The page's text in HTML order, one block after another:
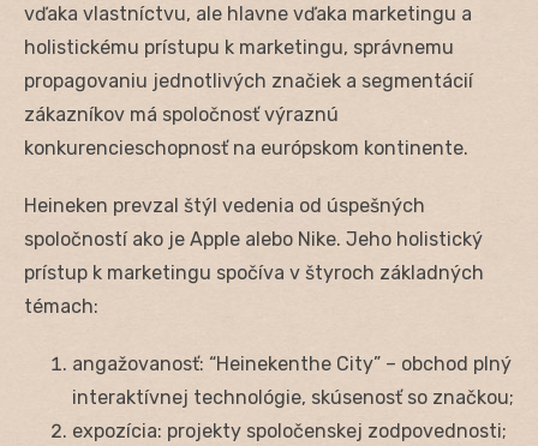
vďaka vlastníctvu, ale hlavne vďaka marketingu a
holistickému prístupu k marketingu, správnemu
propagovaniu jednotlivých značiek a segmentácií
zákazníkov má spoločnosť výraznú
konkurencieschopnosť na európskom kontinente.
Heineken prevzal štýl vedenia od úspešných
spoločností ako je Apple alebo Nike. Jeho holistický
prístup k marketingu spočíva v štyroch základných
témach:
angažovanosť: “Heinekenthe City” – obchod plný
interaktívnej technológie, skúsenosť so značkou;
expozícia: projekty spoločenskej zodpovednosti;